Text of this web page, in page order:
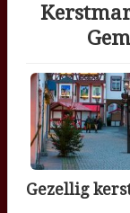
Gezellig